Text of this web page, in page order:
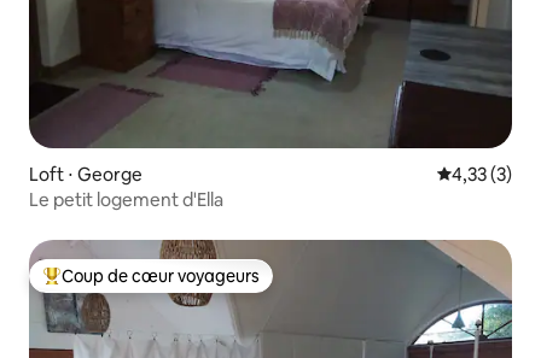
Loft ⋅ George Évaluation
4,33 (3)
Le petit logement d'Ella
Coups de cœur voyageurs les plus appréciés
Coup de cœur voyageurs